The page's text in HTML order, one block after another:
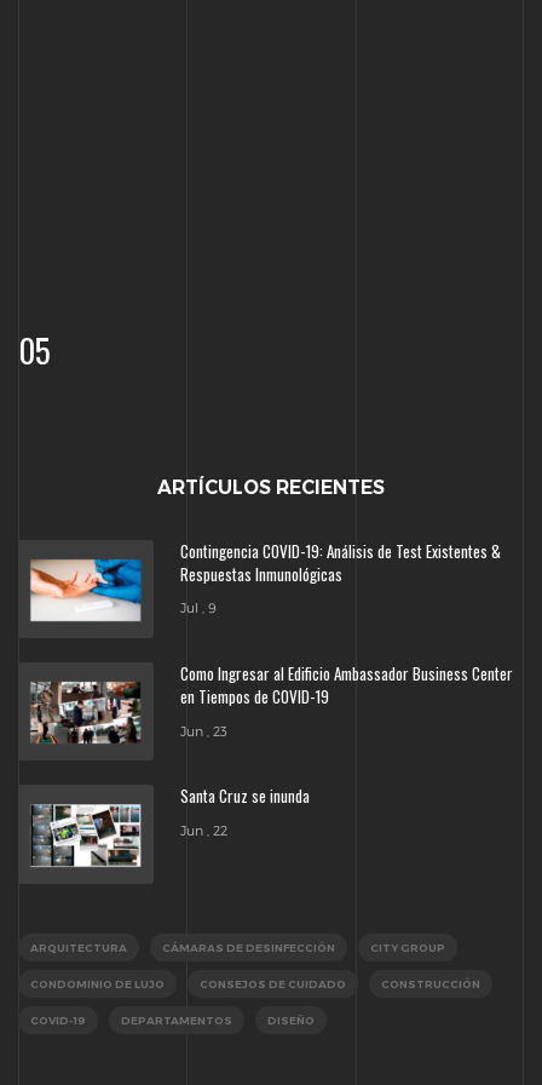
05
ARTÍCULOS RECIENTES
Contingencia COVID-19: Análisis de Test Existentes &
Respuestas Inmunológicas
Jul , 9
Como Ingresar al Edificio Ambassador Business Center
en Tiempos de COVID-19
Jun , 23
Santa Cruz se inunda
Jun , 22
ARQUITECTURA CÁMARAS DE DESINFECCIÓN CITY GROUP
CONDOMINIO DE LUJO CONSEJOS DE CUIDADO CONSTRUCCIÓN
COVID-19 DEPARTAMENTOS DISEÑO